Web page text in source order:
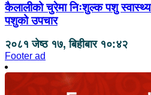
कैलालीको चुरेमा निःशुल्क पशु
पशुको उपचार
२०८१ जेष्ठ १७, बिहीबार १०:४२
Footer ad